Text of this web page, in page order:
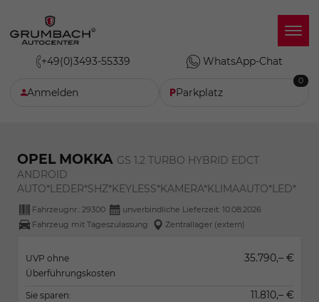
+49(0)3493-55339 WhatsApp-Chat
Anmelden Parkplatz
0
OPEL MOKKA GS 1.2 TURBO HYBRID EDCT
ANDROID
AUTO*LEDER*SHZ*KEYLESS*KAMERA*KLIMAAUTO*LED*
Fahrzeugnr.: 29300 unverbindliche Lieferzeit: 10.08.2026
Fahrzeug mit Tageszulassung
Zentrallager (extern)
UVP ohne
Überführungskosten
35.790,– €
Sie sparen:
11.810,– €